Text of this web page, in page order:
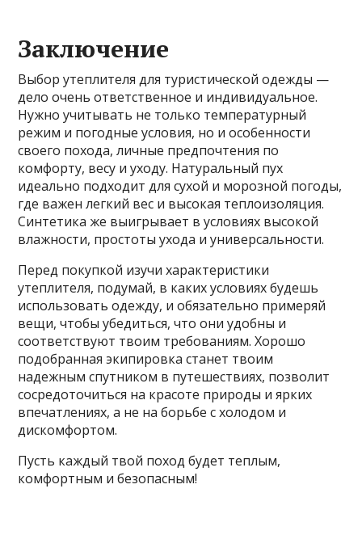
Заключение
Выбор утеплителя для туристической одежды —
дело очень ответственное и индивидуальное.
Нужно учитывать не только температурный
режим и погодные условия, но и особенности
своего похода, личные предпочтения по
комфорту, весу и уходу. Натуральный пух
идеально подходит для сухой и морозной погоды,
где важен легкий вес и высокая теплоизоляция.
Синтетика же выигрывает в условиях высокой
влажности, простоты ухода и универсальности.
Перед покупкой изучи характеристики
утеплителя, подумай, в каких условиях будешь
использовать одежду, и обязательно примеряй
вещи, чтобы убедиться, что они удобны и
соответствуют твоим требованиям. Хорошо
подобранная экипировка станет твоим
надежным спутником в путешествиях, позволит
сосредоточиться на красоте природы и ярких
впечатлениях, а не на борьбе с холодом и
дискомфортом.
Пусть каждый твой поход будет теплым,
комфортным и безопасным!